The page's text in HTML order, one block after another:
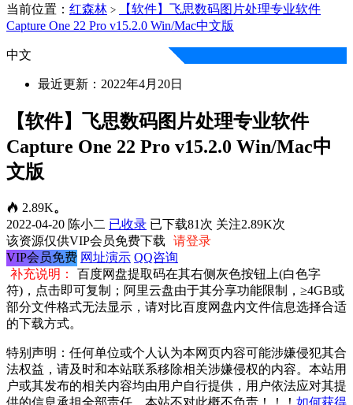
当前位置： 红森林 >
【软件】飞思数码图片处理专业软件
Capture One 22 Pro v15.2.0 Win/Mac中文版
中文
最近更新：2022年4月20日
【软件】飞思数码图片处理专业软件
Capture One 22 Pro v15.2.0 Win/Mac中
文版
2.89K。
2022-04-20 陈小二 已收录 已下载81次 关注2.89K次
该资源仅供VIP会员免费下载
请登录
VIP会员免费 网址演示 QQ咨询
补充说明：
百度网盘提取码在其右侧灰色按钮上(白色字
符)，点击即可复制；阿里云盘由于其分享功能限制，≥4GB或
部分文件格式无法显示，请对比百度网盘内文件信息选择合适
的下载方式。
特别声明：任何单位或个人认为本网页内容可能涉嫌侵犯其合
法权益，请及时和本站联系移除相关涉嫌侵权的内容。本站用
户或其发布的相关内容均由用户自行提供，用户依法应对其提
供的信息承担全部责任，本站不对此概不负责！！！ 如何获得